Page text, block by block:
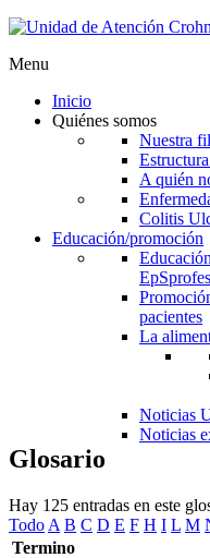
Menu
Inicio
Quiénes somos
Nuestra
A quién
Colitis
Educación/promoción
EpS
pacientes
La
Noticias
Noticias
Glosario
Hay 125 entradas en este
Todo A B C D E F H I L M
Termino